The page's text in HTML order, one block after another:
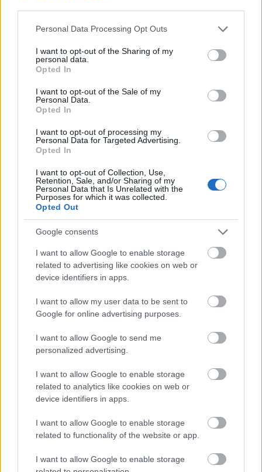
Please note that this website/app uses one or more Google
not limited to your visit or usage behaviour. You may click to
grant or deny consent to Google and its third-party tags to
use your data for below specified purposes in below Google
consent section.
Personal Data Processing Opt Outs
I want to opt-out of the Sharing of my
personal data.
Opted In
I want to opt-out of the Sale of my
Personal Data.
Opted In
I want to opt-out of processing my
Personal Data for Targeted Advertising.
Opted In
I want to opt-out of Collection, Use,
Retention, Sale, and/or Sharing of my
Personal Data that Is Unrelated with the
Purposes for which it was collected.
Opted Out
Google consents
I want to allow Google to enable storage
related to advertising like cookies on web or
device identifiers in apps.
I want to allow my user data to be sent to
Google for online advertising purposes.
I want to allow Google to send me
personalized advertising.
I want to allow Google to enable storage
related to analytics like cookies on web or
device identifiers in apps.
I want to allow Google to enable storage
related to functionality of the website or app.
I want to allow Google to enable storage
nyilvánosságtól.
Forrás:Hír 24
AZ EMBERSÉG ÜNNEPE
SZÍNHÁZRÓL
MARGÓ-DÍJAS